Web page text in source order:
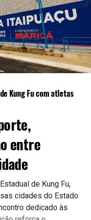
contribuam para
aproximando ainda
Web TV para mais
serviços públicos.
Kung Fu com atletas
entre
de Kung Fu,
cidades do Estado
dedicado às